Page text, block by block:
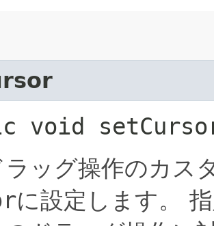
void
ラッグ操作のカス
に設定します。